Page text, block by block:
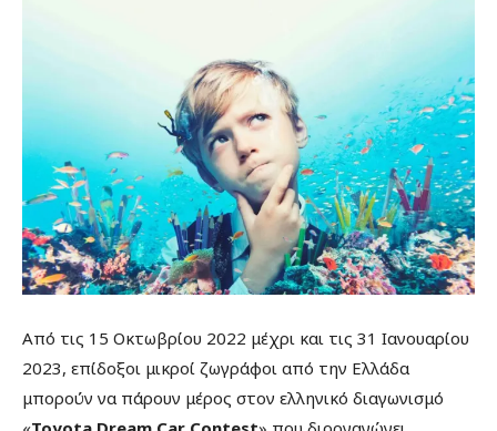
Από τις 15 Οκτωβρίου 2022 μέχρι και τις 31 Ιανουαρίου
2023, επίδοξοι μικροί ζωγράφοι από την Ελλάδα
μπορούν να πάρουν μέρος στον ελληνικό διαγωνισμό